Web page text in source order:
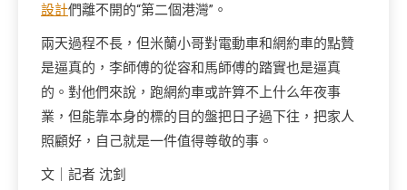
設計們離不開的“第二個港灣”。
兩天過程不長，但米蘭小哥對電動車和網約車的點贊
是逼真的，李師傅的從容和馬師傅的踏實也是逼真
的。對他們來說，跑網約車或許算不上什么年夜事
業，但能靠本身的標的目的盤把日子過下往，把家人
照顧好，自己就是一件值得尊敬的事。
文｜記者 沈釗